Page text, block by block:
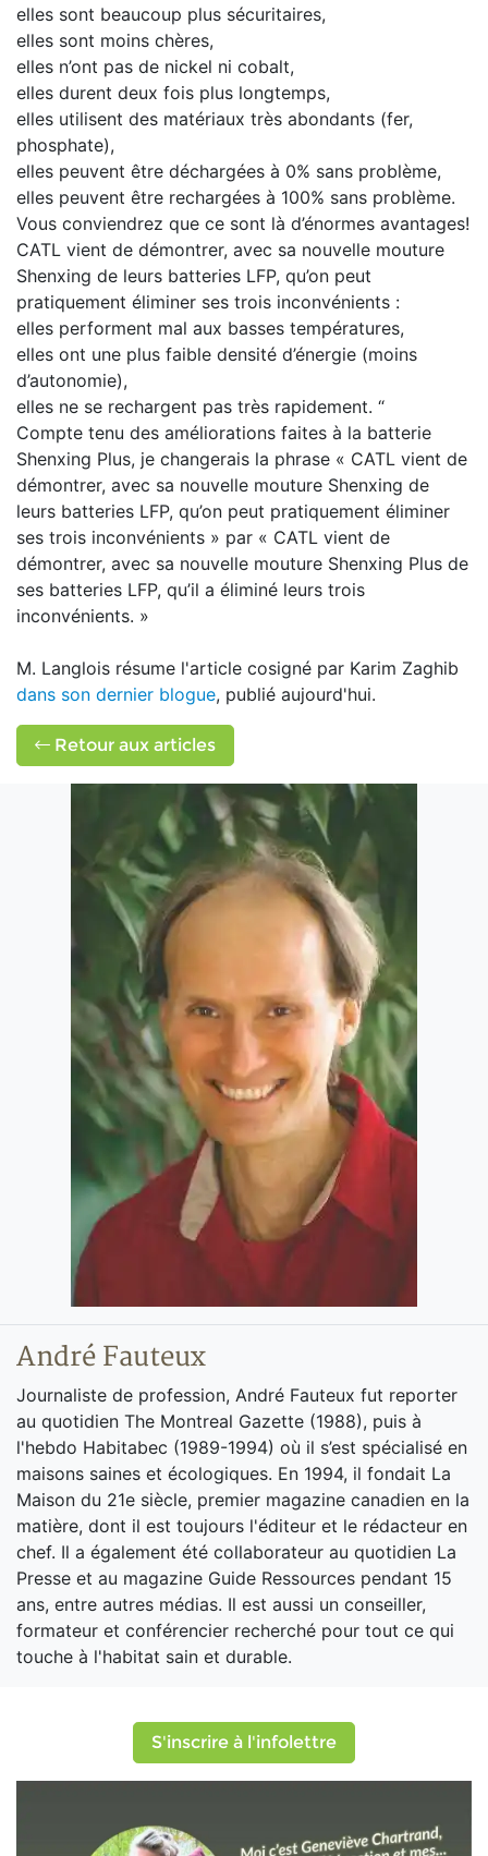
elles sont beaucoup plus sécuritaires,
elles sont moins chères,
elles n’ont pas de nickel ni cobalt,
elles durent deux fois plus longtemps,
elles utilisent des matériaux très abondants (fer,
phosphate),
elles peuvent être déchargées à 0% sans problème,
elles peuvent être rechargées à 100% sans problème.
Vous conviendrez que ce sont là d’énormes avantages!
CATL vient de démontrer, avec sa nouvelle mouture
Shenxing de leurs batteries LFP, qu’on peut
pratiquement éliminer ses trois inconvénients :
elles performent mal aux basses températures,
elles ont une plus faible densité d’énergie (moins
d’autonomie),
elles ne se rechargent pas très rapidement. “
Compte tenu des améliorations faites à la batterie
Shenxing Plus, je changerais la phrase « CATL vient de
démontrer, avec sa nouvelle mouture Shenxing de
leurs batteries LFP, qu’on peut pratiquement éliminer
ses trois inconvénients » par « CATL vient de
démontrer, avec sa nouvelle mouture Shenxing Plus de
ses batteries LFP, qu’il a éliminé leurs trois
inconvénients. »
M. Langlois résume l'article cosigné par Karim Zaghib
dans son dernier blogue, publié aujourd'hui.
Retour aux articles
André Fauteux
Journaliste de profession, André Fauteux fut reporter
au quotidien The Montreal Gazette (1988), puis à
l'hebdo Habitabec (1989-1994) où il s’est spécialisé en
maisons saines et écologiques. En 1994, il fondait La
Maison du 21e siècle, premier magazine canadien en la
matière, dont il est toujours l'éditeur et le rédacteur en
chef. Il a également été collaborateur au quotidien La
Presse et au magazine Guide Ressources pendant 15
ans, entre autres médias. Il est aussi un conseiller,
formateur et conférencier recherché pour tout ce qui
touche à l'habitat sain et durable.
S'inscrire à l'infolettre